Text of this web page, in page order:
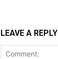
LEAVE A REPLY